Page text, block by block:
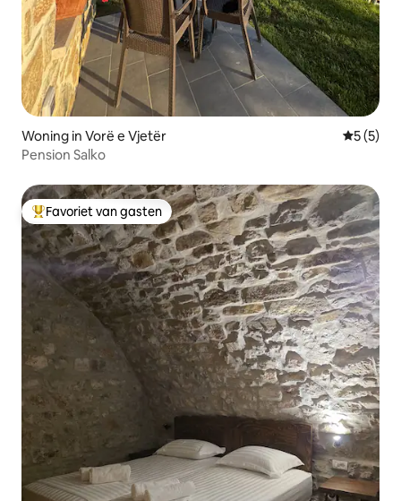
Woning in Vorë e Vjetër
5 (5)
Pension Salko
Topfavoriet van gasten
Favoriet van gasten